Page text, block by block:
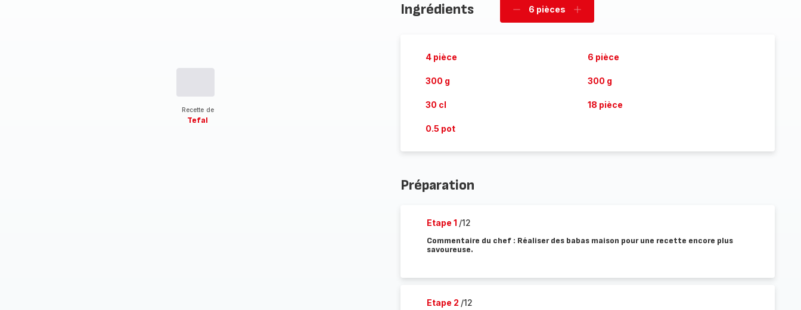
Recette de
Tefal
Ingrédients
Supprimer
6 pièces
Ajouter
4 pièce 6 pièce
300 g 300 g
30 cl 18 pièce
0.5 pot
Préparation
Etape 1 /12
Commentaire du chef : Réaliser des babas maison pour une recette encore plus
savoureuse.
Etape 2 /12